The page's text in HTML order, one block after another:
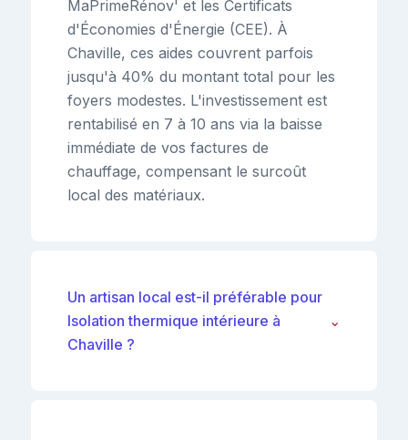
MaPrimeRénov' et les Certificats
d'Économies d'Énergie (CEE). À
Chaville, ces aides couvrent parfois
jusqu'à 40% du montant total pour les
foyers modestes. L'investissement est
rentabilisé en 7 à 10 ans via la baisse
immédiate de vos factures de
chauffage, compensant le surcoût
local des matériaux.
Un artisan local est-il préférable pour
Isolation thermique intérieure à
Chaville ?
⌄